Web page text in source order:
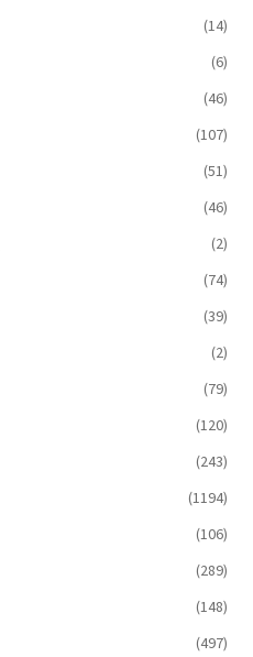
(14)
(6)
(46)
(107)
(51)
(46)
(2)
(74)
(39)
(2)
(79)
(120)
(243)
(1194)
(106)
(289)
(148)
(497)